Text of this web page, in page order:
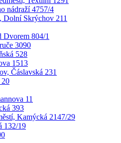
nádraží 4757/4
Dolní Skrýchov 211
804/1
3090
528
1513
Čáslavská 231
11
393
Kamýcká 2147/29
132/19